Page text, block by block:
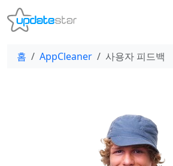
홈 AppCleaner 사용자 피드백